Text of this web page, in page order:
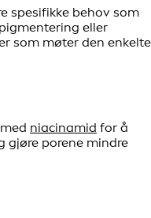
spesifikke behov som
eller
som møter den enkelte
niacinamid for å
gjøre porene mindre